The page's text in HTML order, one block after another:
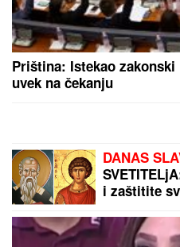
Priština: Istekao
uvek na čekanju
DANAS
i zaštitite